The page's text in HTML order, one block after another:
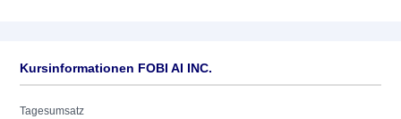
Kursinformationen FOBI AI INC.
Tagesumsatz